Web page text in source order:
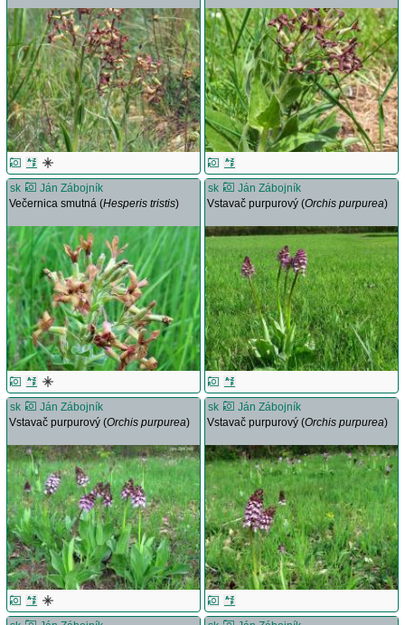
sk
Ján Zábojník
Večernica smutná (Hesperis tristis)
sk
Ján Zábojník
Vstavač purpurový (Orchis purpurea)
sk
Ján Zábojník
Vstavač purpurový (Orchis purpurea)
sk
Ján Zábojník
Vstavač purpurový (Orchis purpurea)